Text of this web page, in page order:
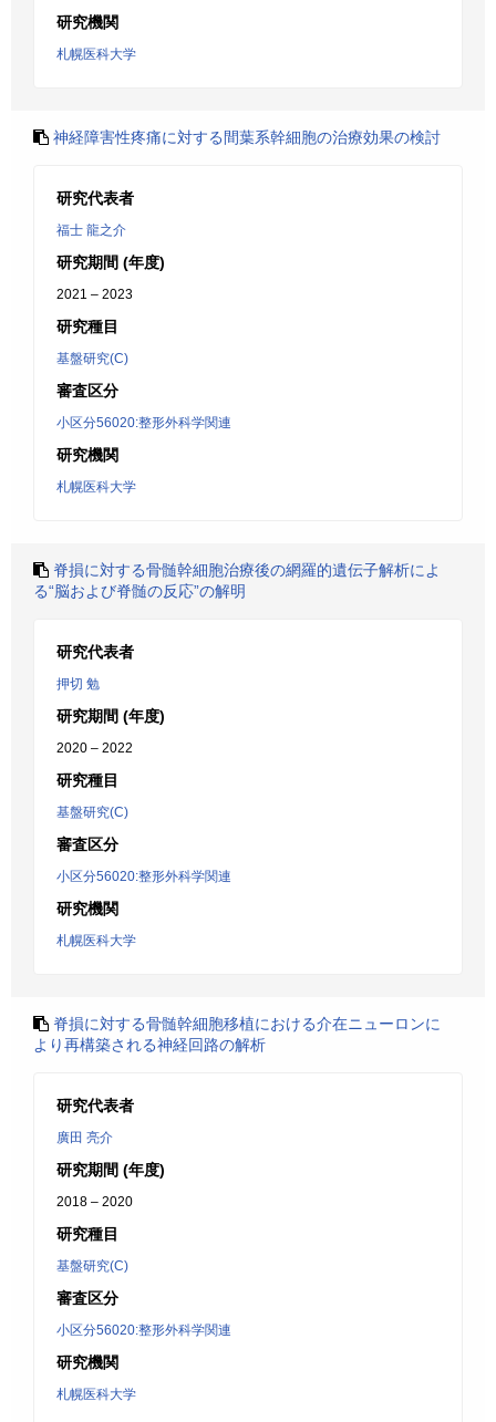
研究機関
札幌医科大学
神経障害性疼痛に対する間葉系幹細胞の治療効果の検討
研究代表者
福士 龍之介
研究期間 (年度)
2021 – 2023
研究種目
基盤研究(C)
審査区分
小区分56020:整形外科学関連
研究機関
札幌医科大学
脊損に対する骨髄幹細胞治療後の網羅的遺伝子解析によ
る“脳および脊髄の反応”の解明
研究代表者
押切 勉
研究期間 (年度)
2020 – 2022
研究種目
基盤研究(C)
審査区分
小区分56020:整形外科学関連
研究機関
札幌医科大学
脊損に対する骨髄幹細胞移植における介在ニューロンに
より再構築される神経回路の解析
研究代表者
廣田 亮介
研究期間 (年度)
2018 – 2020
研究種目
基盤研究(C)
審査区分
小区分56020:整形外科学関連
研究機関
札幌医科大学